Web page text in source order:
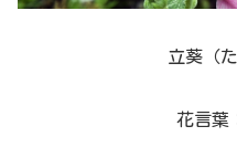
立葵（
花言葉